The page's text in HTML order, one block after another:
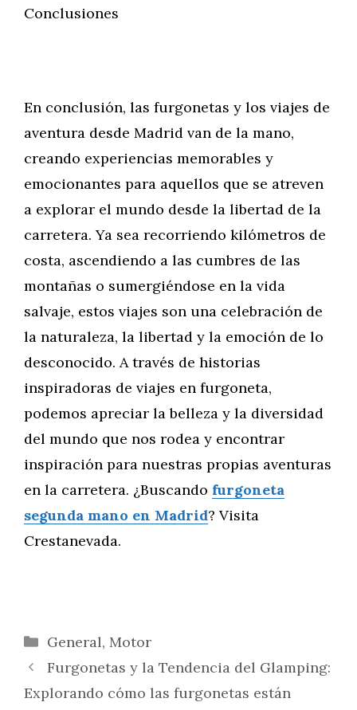
Conclusiones
En conclusión, las furgonetas y los viajes de
aventura desde Madrid van de la mano,
creando experiencias memorables y
emocionantes para aquellos que se atreven
a explorar el mundo desde la libertad de la
carretera. Ya sea recorriendo kilómetros de
costa, ascendiendo a las cumbres de las
montañas o sumergiéndose en la vida
salvaje, estos viajes son una celebración de
la naturaleza, la libertad y la emoción de lo
desconocido. A través de historias
inspiradoras de viajes en furgoneta,
podemos apreciar la belleza y la diversidad
del mundo que nos rodea y encontrar
inspiración para nuestras propias aventuras
en la carretera. ¿Buscando furgoneta
segunda mano en Madrid? Visita
Crestanevada.
Categorías
General, Motor
Furgonetas y la Tendencia del Glamping:
Explorando cómo las furgonetas están